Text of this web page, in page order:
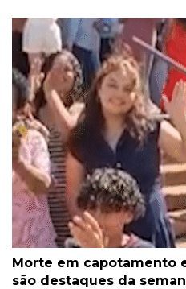
Morte em capotamento
são destaques da